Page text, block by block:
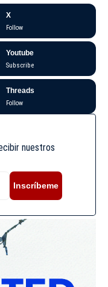
X
Follow
Youtube
Subscribe
Threads
Follow
nuestros
Inscríbeme